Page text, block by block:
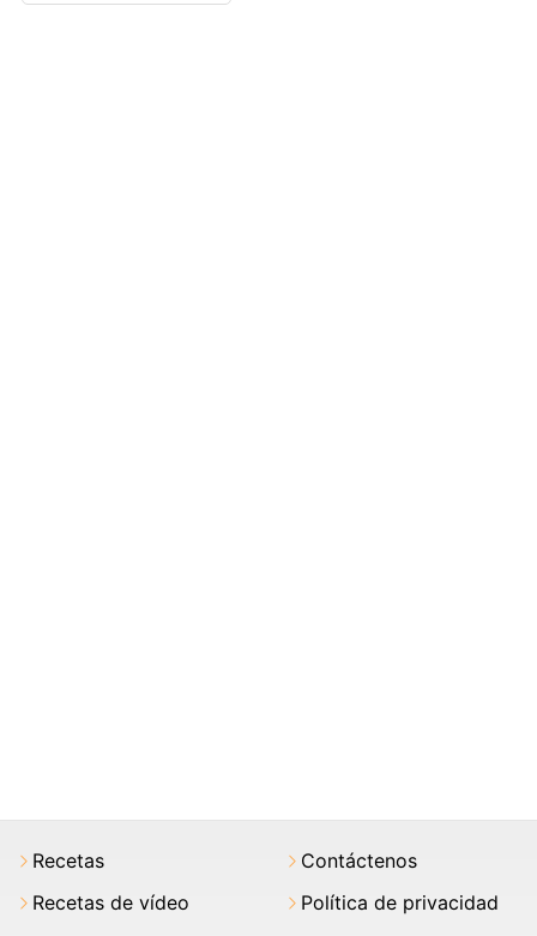
Recetas
Recetas de vídeo
Contáctenos
Política de privacidad